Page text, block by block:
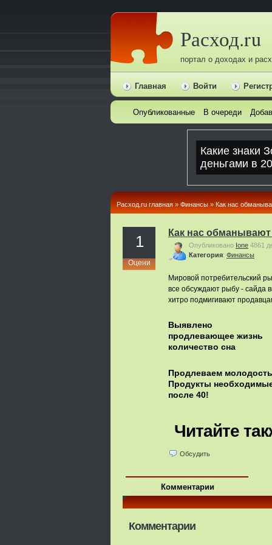
Расход.ru
портал о доходах и
Главная Войти
Опубликованные В очереди
Расход.ru главная » Финансы » Как нас
1
Оцени
Как нас
Опубликовано Ione 4861
Категория: Финансы
Мировой потребительский
все обсуждают рыбу - сайда
хитро подмигивают
Выявлено
продлевающее жизнь
количество сна
Продлеваем
Продукты
после 40!
Читайте
Обсудить
Комментарии
Комментарии